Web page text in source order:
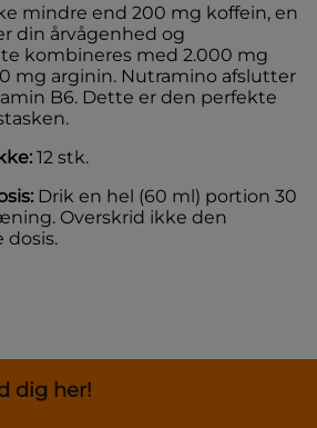
mindre end 200 mg koffein, en
din årvågenhed og
kombineres med 2.000 mg
mg arginin. Nutramino afslutter
B6. Dette er den perfekte
12 stk.
Drik en hel (60 ml) portion 30
Overskrid ikke den
dosis.
dig her!